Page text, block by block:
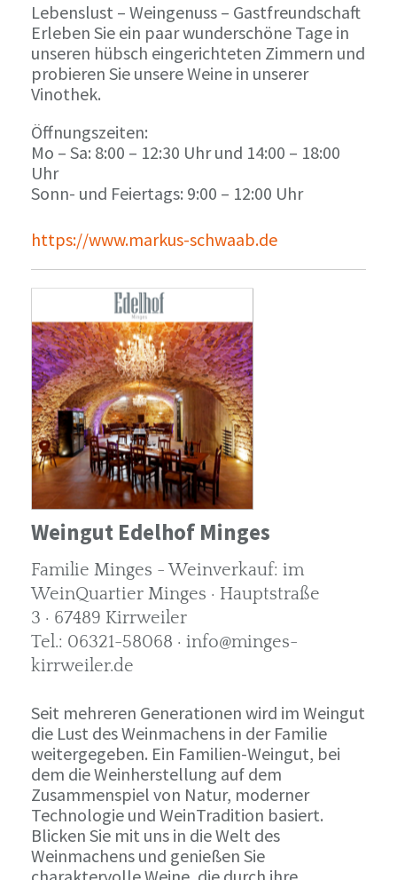
Lebenslust – Weingenuss – Gastfreundschaft
Erleben Sie ein paar wunderschöne Tage in
unseren hübsch eingerichteten Zimmern und
probieren Sie unsere Weine in unserer
Vinothek.
Öffnungszeiten:
Mo – Sa: 8:00 – 12:30 Uhr und 14:00 – 18:00
Uhr
Sonn- und Feiertags: 9:00 – 12:00 Uhr
https://www.markus-schwaab.de
Weingut Edelhof Minges
Familie Minges - Weinverkauf: im
WeinQuartier Minges · Hauptstraße
3 · 67489 Kirrweiler
Tel.: 06321-58068 · info@minges-
kirrweiler.de
Seit mehreren Generationen wird im Weingut
die Lust des Weinmachens in der Familie
weitergegeben. Ein Familien-Weingut, bei
dem die Weinherstellung auf dem
Zusammenspiel von Natur, moderner
Technologie und WeinTradition basiert.
Blicken Sie mit uns in die Welt des
Weinmachens und genießen Sie